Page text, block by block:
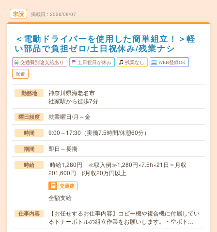
未読 掲載日 2026/08/07
＜電動ドライバーを使用した簡単組立！＞軽
い部品で負担ゼロ/土日祝休み/残業ナシ
交通費別途支給あり 土日祝日が休み 残業なし WEB登録OK
派遣
勤務地
神奈川県海老名市
社家駅から徒歩7分
曜日頻度 就業曜日/月～金
時間 9:00～17:30（実働7.5時間/休憩60分）
期間 即日～長期
時給
時給1,280円 ≪収入例≫1,280円×7.5h×21日＝月収
201,600円 ♯月収20万円以上
交通費
全額支給
仕事内容
【お任せするお仕事内容】コピー機や複合機に付属してい
るトナーボトルの組立作業をお願いします。・空ボト…